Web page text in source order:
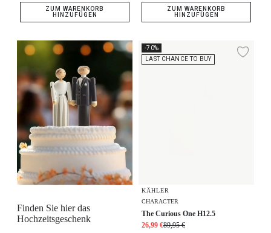
ZUM WARENKORB
HINZUFÜGEN
ZUM WARENKORB
HINZUFÜGEN
Finden Sie hier das
Hochzeitsgeschenk
The Curious One H12.5
-70%
LAST CHANCE TO BUY
KÄHLER
CHARACTER
The Curious One H12.5
26,99 €89,95 €